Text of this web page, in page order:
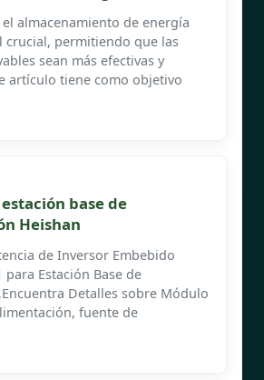
almacenamiento de energía
crucial, permitiendo que las
sean más efectivas y
artículo tiene como objetivo
base de
Heishan
de Inversor Embebido
para Estación Base de
Detalles sobre Módulo
fuente de